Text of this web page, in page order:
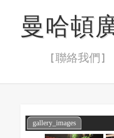
曼哈頓
[ 聯絡我們 ]
gallery_images